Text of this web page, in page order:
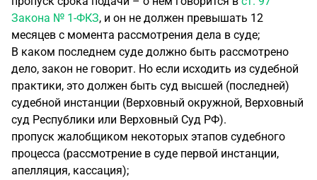
Закона № 1-ФКЗ, и он не должен превышать 12
месяцев с момента рассмотрения дела в суде;
В каком последнем суде должно быть рассмотрено
дело, закон не говорит. Но если исходить из судебной
практики, это должен быть суд высшей (последней)
судебной инстанции (Верховный окружной, Верховный
суд Республики или Верховный Суд РФ).
пропуск жалобщиком некоторых этапов судебного
процесса (рассмотрение в суде первой инстанции,
апелляция, кассация);